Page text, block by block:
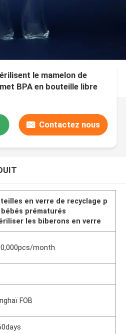
le mamelon de
BPA en bouteille libre
Contactez nous
en verre de recyclage p
prématurés
les biberons en verre
month
FOB